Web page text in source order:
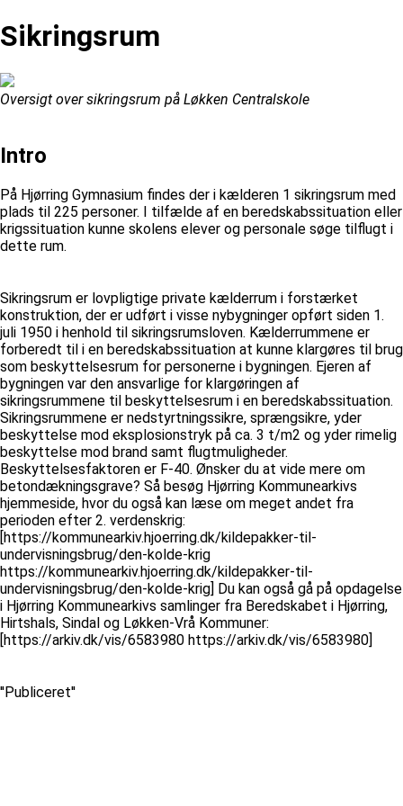
Sikringsrum
Oversigt over sikringsrum på Løkken Centralskole
Intro
På Hjørring Gymnasium findes der i kælderen 1 sikringsrum med
plads til 225 personer. I tilfælde af en beredskabssituation eller
krigssituation kunne skolens elever og personale søge tilflugt i
dette rum.
Sikringsrum er lovpligtige private kælderrum i forstærket
konstruktion, der er udført i visse nybygninger opført siden 1.
juli 1950 i henhold til sikringsrumsloven. Kælderrummene er
forberedt til i en beredskabssituation at kunne klargøres til brug
som beskyttelsesrum for personerne i bygningen. Ejeren af
bygningen var den ansvarlige for klargøringen af
sikringsrummene til beskyttelsesrum i en beredskabssituation.
Sikringsrummene er nedstyrtningssikre, sprængsikre, yder
beskyttelse mod eksplosionstryk på ca. 3 t/m2 og yder rimelig
beskyttelse mod brand samt flugtmuligheder.
Beskyttelsesfaktoren er F-40. Ønsker du at vide mere om
betondækningsgrave? Så besøg Hjørring Kommunearkivs
hjemmeside, hvor du også kan læse om meget andet fra
perioden efter 2. verdenskrig:
[https://kommunearkiv.hjoerring.dk/kildepakker-til-
undervisningsbrug/den-kolde-krig
https://kommunearkiv.hjoerring.dk/kildepakker-til-
undervisningsbrug/den-kolde-krig] Du kan også gå på opdagelse
i Hjørring Kommunearkivs samlinger fra Beredskabet i Hjørring,
Hirtshals, Sindal og Løkken-Vrå Kommuner:
[https://arkiv.dk/vis/6583980 https://arkiv.dk/vis/6583980]
''Publiceret''